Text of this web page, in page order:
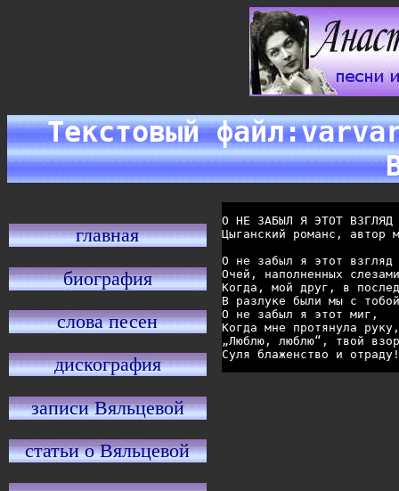
Текстовый
главная
биография
слова песен
дискография
записи Вяльцевой
статьи о Вяльцевой
О НЕ ЗАБЫЛ Я ЭТОТ ВЗГЛЯД
Цыганский романс, автор
О не забыл я этот взгляд
Очей, наполненных
Когда, мой друг, в
В разлуке были мы с
О не забыл я этот миг,
Когда мне протянула руку,
„Люблю, люблю“, твой